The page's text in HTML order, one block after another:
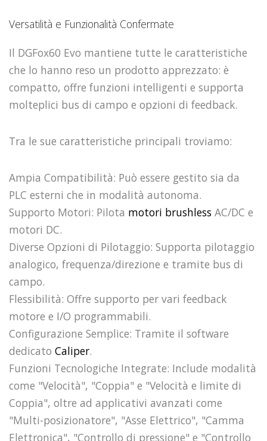
Versatilità e Funzionalità Confermate
Il DGFox60 Evo mantiene tutte le caratteristiche
che lo hanno reso un prodotto apprezzato: è
compatto, offre funzioni intelligenti e supporta
molteplici bus di campo e opzioni di feedback.
Tra le sue caratteristiche principali troviamo:
Ampia Compatibilità: Può essere gestito sia da
PLC esterni che in modalità autonoma.
Supporto Motori: Pilota motori brushless AC/DC e
motori DC.
Diverse Opzioni di Pilotaggio: Supporta pilotaggio
analogico, frequenza/direzione e tramite bus di
campo.
Flessibilità: Offre supporto per vari feedback
motore e I/O programmabili.
Configurazione Semplice: Tramite il software
dedicato Caliper.
Funzioni Tecnologiche Integrate: Include modalità
come "Velocità", "Coppia" e "Velocità e limite di
Coppia", oltre ad applicativi avanzati come
"Multi-posizionatore", "Asse Elettrico", "Camma
Elettronica", "Controllo di pressione" e "Controllo